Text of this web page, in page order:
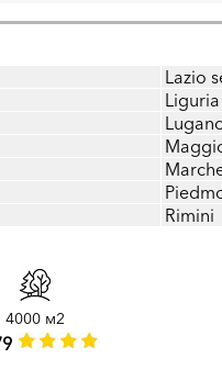
Lazio
Liguria
Rimini
4000 м2